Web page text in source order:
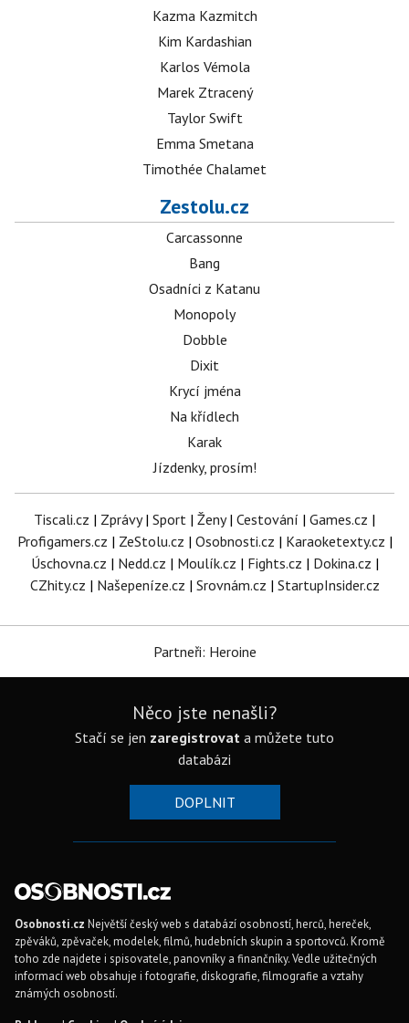
Kazma Kazmitch
Kim Kardashian
Karlos Vémola
Marek Ztracený
Taylor Swift
Emma Smetana
Timothée Chalamet
Zestolu.cz
Carcassonne
Bang
Osadníci z Katanu
Monopoly
Dobble
Dixit
Krycí jména
Na křídlech
Karak
Jízdenky, prosím!
Tiscali.cz | Zprávy| Sport | Ženy| Cestování | Games.cz |
Profigamers.cz | ZeStolu.cz | Osobnosti.cz | Karaoketexty.cz |
Úschovna.cz | Nedd.cz | Moulík.cz | Fights.cz | Dokina.cz |
CZhity.cz | Našepeníze.cz | Srovnám.cz | StartupInsider.cz
Partneři: Heroine
Něco jste nenašli?
Stačí se jen zaregistrovat a můžete tuto
databázi
DOPLNIT
Osobnosti.cz Největší český web s databází osobností, herců, hereček,
zpěváků, zpěvaček, modelek, filmů, hudebních skupin a sportovců. Kromě
toho zde najdete i spisovatele, panovníky a finančníky. Vedle užitečných
informací web obsahuje i fotografie, diskografie, filmografie a vztahy
známých osobností.